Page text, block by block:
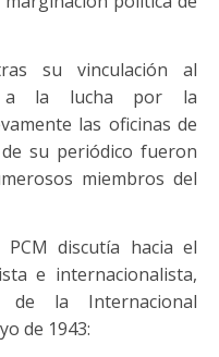
su vinculación al
a la lucha por la
las oficinas de
su periódico fueron
miembros del
discutía hacia el
e internacionalista,
de la Internacional
de 1943: